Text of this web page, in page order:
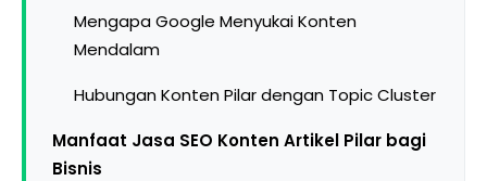
Mengapa Google Menyukai Konten
Mendalam
Hubungan Konten Pilar dengan Topic Cluster
Manfaat Jasa SEO Konten Artikel Pilar bagi
Bisnis